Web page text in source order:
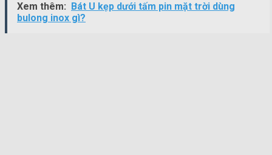
Xem thêm:
Bát U kẹp dưới tấm pin mặt trời dùng
bulong inox gì?